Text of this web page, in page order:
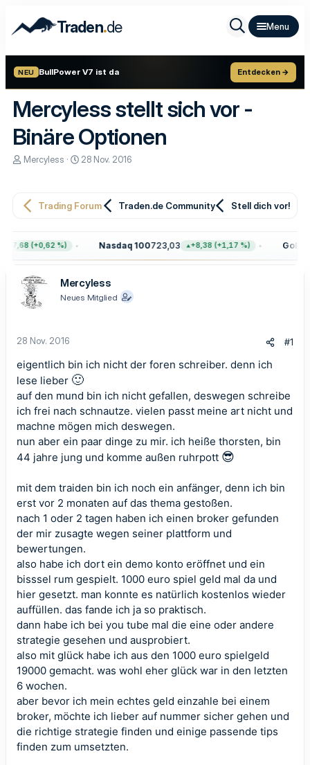
Traden.de
NEU BullPower V7 ist da Entdecken →
Mercyless stellt sich vor -
Binäre Optionen
E
e
r
Mercyless
E
e
m
28 Nov. 2016
Trading Forum Traden.de Community Stell dich vor!
(+0,62 %) Nasdaq 100723,03 +8,38 (+1,17 %) Gold
Mercyless
Neues Mitglied
28 Nov. 2016 #1
eigentlich bin ich nicht der foren schreiber. denn ich
lese lieber 🙂
auf den mund bin ich nicht gefallen, deswegen schreibe
ich frei nach schnautze. vielen passt meine art nicht und
machne mögen mich deswegen.
nun aber ein paar dinge zu mir. ich heiße thorsten, bin
44 jahre jung und komme außen ruhrpott 😎
mit dem traiden bin ich noch ein anfänger, denn ich bin
erst vor 2 monaten auf das thema gestoßen.
nach 1 oder 2 tagen haben ich einen broker gefunden
der mir zusagte wegen seiner plattform und
bewertungen.
also habe ich dort ein demo konto eröffnet und ein
bisssel rum gespielt. 1000 euro spiel geld mal da und
hier gesetzt. man konnte es natürlich kostenlos wieder
auffüllen. das fande ich ja so praktisch.
dann habe ich bei you tube mal die eine oder andere
strategie gesehen und ausprobiert.
also mit glück habe ich aus den 1000 euro spielgeld
19000 gemacht. was wohl eher glück war in den letzten
6 wochen.
aber bevor ich mein echtes geld einzahle bei einem
broker, möchte ich lieber auf nummer sicher gehen und
die richtige strategie finden und einige passende tips
finden zum umsetzten.